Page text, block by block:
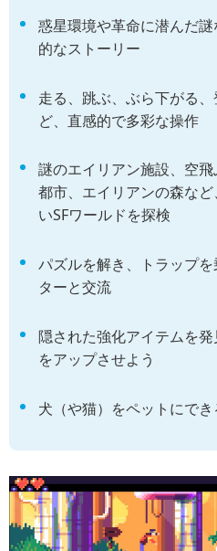
惑星環境や革命に潜んだ
的なストーリー
走る、跳ぶ、ぶら下がる
ど、直感的で多彩な操作
謎のエイリアン施設、空
都市、エイリアンの森な
いSFワールドを探検
パズルを解き、トラップ
ターと交流
隠された強化アイテムを
をアップさせよう
犬（や猫）をペットにでき